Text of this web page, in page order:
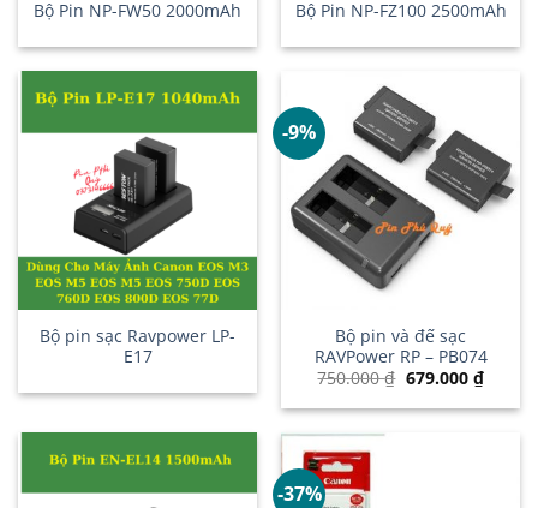
Bộ Pin NP-FW50 2000mAh Bộ Pin NP-FZ100 2500mAh
Bộ pin sạc Ravpower LP-
E17
-9%
Bộ pin và đế sạc
RAVPower RP – PB074
750.000₫ Giá
gốc
là:
679.000 ₫Giá
hiện
tại
-37%